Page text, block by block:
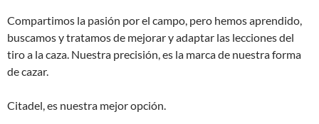
Compartimos la pasión por el campo, pero hemos aprendido,
buscamos y tratamos de mejorar y adaptar las lecciones del
tiro a la caza. Nuestra precisión, es la marca de nuestra forma
de cazar.
Citadel, es nuestra mejor opción.